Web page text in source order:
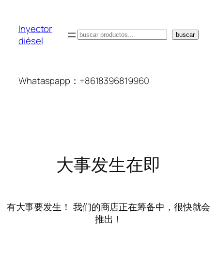
Inyector
diésel
搜
buscar
Whataspapp：+8618396819960
大事发生在即
有大事要发生！ 我们的商店正在筹备中，很快就会
推出！